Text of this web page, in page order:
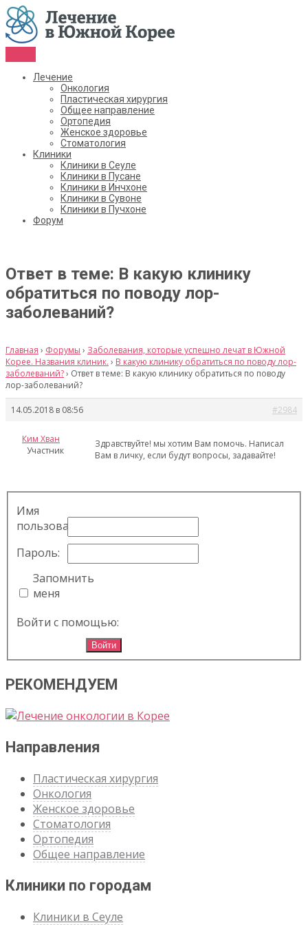
Лечение
Онкология
Пластическая хирургия
Общее направление
Ортопедия
Женское здоровье
Стоматология
Клиники
Клиники в Сеуле
Клиники в Пусане
Клиники в Инчхоне
Клиники в Сувоне
Клиники в Пучхоне
Форум
Ответ в теме: В какую клинику
обратиться по поводу лор-
заболеваний?
Главная › Форумы › Заболевания, которые успешно лечат в Южной
Корее. Названия клиник. › В какую клинику обратиться по поводу лор-
заболеваний?› Ответ в теме: В какую клинику обратиться по поводу
лор-заболеваний?
14.05.2018 в 08:56 #2984
Ким Хван
Участник
Здравствуйте! мы хотим Вам помочь. Написал
Вам в личку, если будут вопросы, задавайте!
Имя
пользователя:
Пароль:
Запомнить
меня
Войти с помощью:
Войти
РЕКОМЕНДУЕМ
Направления
Пластическая хирургия
Онкология
Женское здоровье
Стоматология
Ортопедия
Общее направление
Клиники по городам
Клиники в Сеуле